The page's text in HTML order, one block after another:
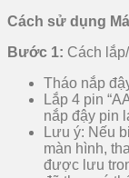
Cách sử dụng
Bước 1: Cách
Tháo nắp
Lắp 4 pin
nắp đậy pin
Lưu ý: Nếu
màn hình,
được lưu